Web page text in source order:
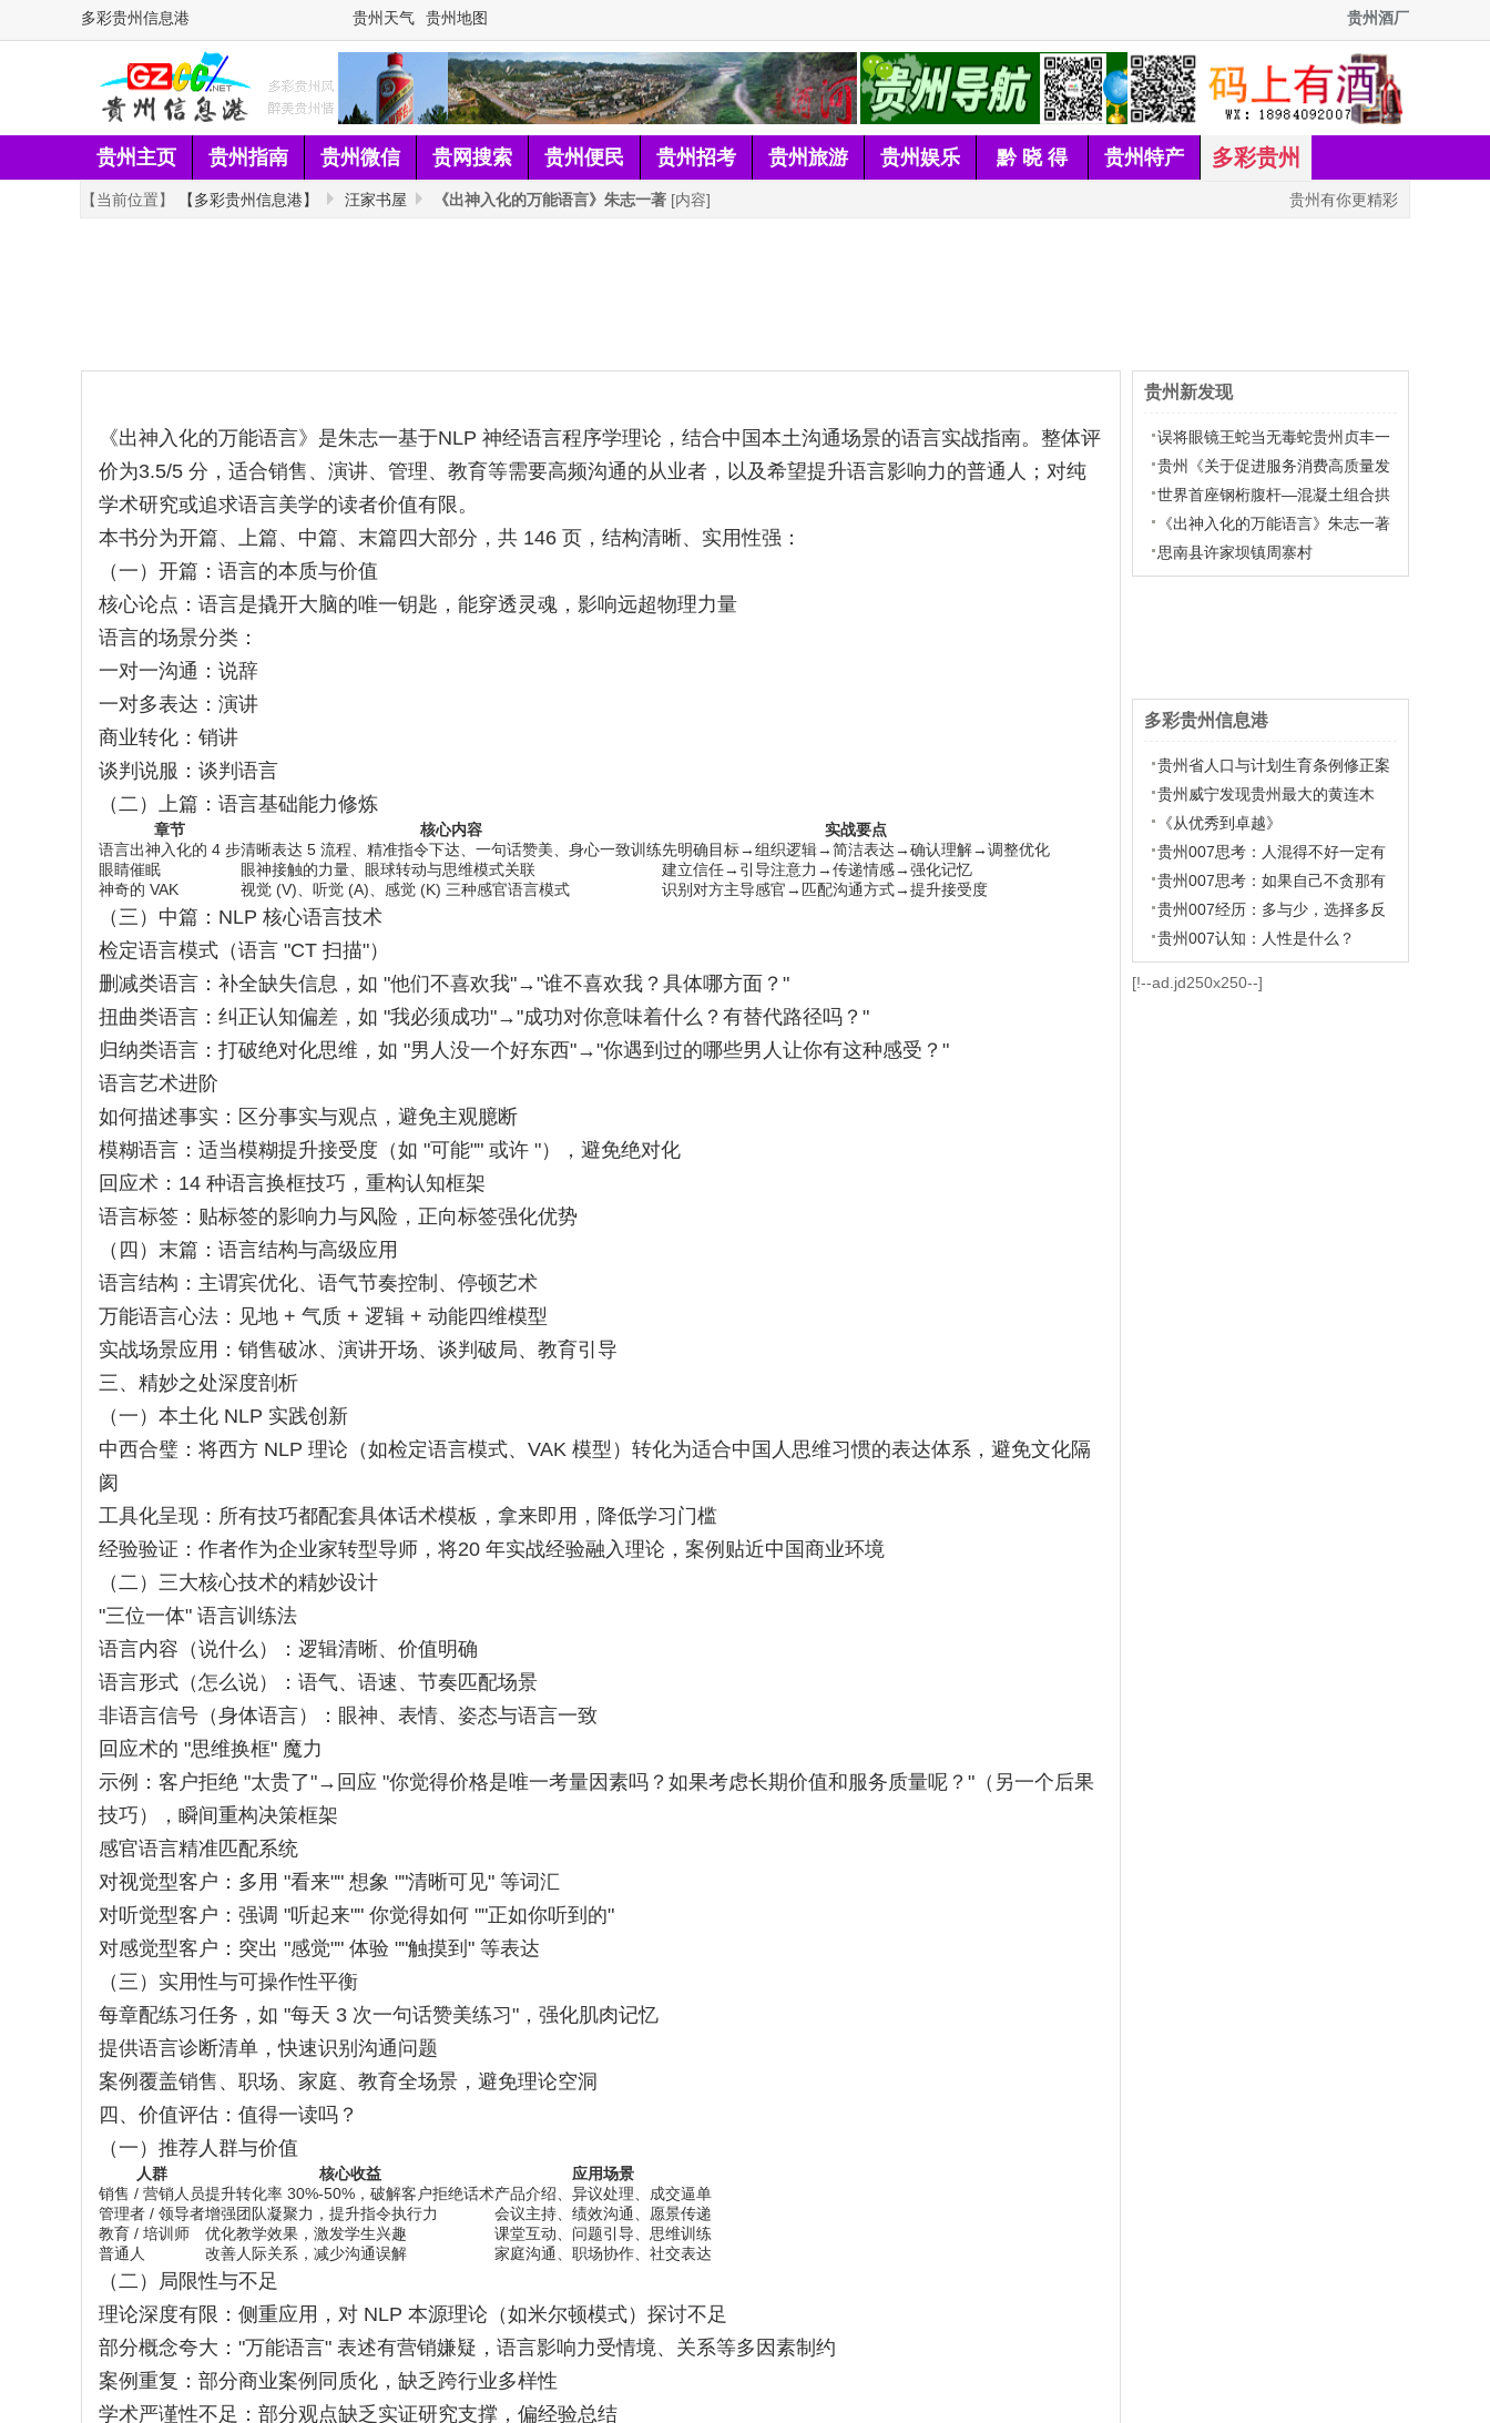
多彩贵州信息港 贵州天气 贵州地图 贵州酒厂
贵州主页 贵州指南 贵州微信 贵网搜索 贵州便民 贵州招考 贵州旅游 贵州娱乐 黔 晓 得 贵州特产 多彩贵州
【当前位置】 【多彩贵州信息港】 汪家书屋 《出神入化的万能语言》朱志一著 [内容] 贵州有你更精彩
《出神入化的万能语言》是朱志一基于NLP 神经语言程序学理论，结合中国本土沟通场景的语言实战指南。整体评
价为3.5/5 分，适合销售、演讲、管理、教育等需要高频沟通的从业者，以及希望提升语言影响力的普通人；对纯
学术研究或追求语言美学的读者价值有限。
本书分为开篇、上篇、中篇、末篇四大部分，共 146 页，结构清晰、实用性强：
（一）开篇：语言的本质与价值
核心论点：语言是撬开大脑的唯一钥匙，能穿透灵魂，影响远超物理力量
语言的场景分类：
一对一沟通：说辞
一对多表达：演讲
商业转化：销讲
谈判说服：谈判语言
（二）上篇：语言基础能力修炼
章节 核心内容
实战要点
语言出神入化的 4 步清晰表达 5 流程、精准指令下达、一句话赞美、身心一致训练先明确目标→组织逻辑→简洁表达→确认理解→调整优化
眼睛催眠
眼神接触的力量、眼球转动与思维模式关联
建立信任→引导注意力→传递情感→强化记忆
神奇的 VAK
视觉 (V)、听觉 (A)、感觉 (K) 三种感官语言模式 识别对方主导感官→匹配沟通方式→提升接受度
（三）中篇：NLP 核心语言技术
检定语言模式（语言 "CT 扫描"）
删减类语言：补全缺失信息，如 "他们不喜欢我"→"谁不喜欢我？具体哪方面？"
扭曲类语言：纠正认知偏差，如 "我必须成功"→"成功对你意味着什么？有替代路径吗？"
归纳类语言：打破绝对化思维，如 "男人没一个好东西"→"你遇到过的哪些男人让你有这种感受？"
语言艺术进阶
如何描述事实：区分事实与观点，避免主观臆断
模糊语言：适当模糊提升接受度（如 "可能"" 或许 "），避免绝对化
回应术：14 种语言换框技巧，重构认知框架
语言标签：贴标签的影响力与风险，正向标签强化优势
（四）末篇：语言结构与高级应用
语言结构：主谓宾优化、语气节奏控制、停顿艺术
万能语言心法：见地 + 气质 + 逻辑 + 动能四维模型
实战场景应用：销售破冰、演讲开场、谈判破局、教育引导
三、精妙之处深度剖析
（一）本土化 NLP 实践创新
中西合璧：将西方 NLP 理论（如检定语言模式、VAK 模型）转化为适合中国人思维习惯的表达体系，避免文化隔
阂
工具化呈现：所有技巧都配套具体话术模板，拿来即用，降低学习门槛
经验验证：作者作为企业家转型导师，将20 年实战经验融入理论，案例贴近中国商业环境
（二）三大核心技术的精妙设计
"三位一体" 语言训练法
语言内容（说什么）：逻辑清晰、价值明确
语言形式（怎么说）：语气、语速、节奏匹配场景
非语言信号（身体语言）：眼神、表情、姿态与语言一致
回应术的 "思维换框" 魔力
示例：客户拒绝 "太贵了"→回应 "你觉得价格是唯一考量因素吗？如果考虑长期价值和服务质量呢？"（另一个后果
技巧），瞬间重构决策框架
感官语言精准匹配系统
对视觉型客户：多用 "看来"" 想象 ""清晰可见" 等词汇
对听觉型客户：强调 "听起来"" 你觉得如何 ""正如你听到的"
对感觉型客户：突出 "感觉"" 体验 ""触摸到" 等表达
（三）实用性与可操作性平衡
每章配练习任务，如 "每天 3 次一句话赞美练习"，强化肌肉记忆
提供语言诊断清单，快速识别沟通问题
案例覆盖销售、职场、家庭、教育全场景，避免理论空洞
四、价值评估：值得一读吗？
（一）推荐人群与价值
人群 核心收益
应用场景
销售 / 营销人员提升转化率 30%-50%，破解客户拒绝话术产品介绍、异议处理、成交逼单
管理者 / 领导者增强团队凝聚力，提升指令执行力
会议主持、绩效沟通、愿景传递
教育 / 培训师
优化教学效果，激发学生兴趣
课堂互动、问题引导、思维训练
普通人
改善人际关系，减少沟通误解 家庭沟通、职场协作、社交表达
（二）局限性与不足
理论深度有限：侧重应用，对 NLP 本源理论（如米尔顿模式）探讨不足
部分概念夸大："万能语言" 表述有营销嫌疑，语言影响力受情境、关系等多因素制约
案例重复：部分商业案例同质化，缺乏跨行业多样性
学术严谨性不足：部分观点缺乏实证研究支撑，偏经验总结
贵州新发现
误将眼镜王蛇当无毒蛇贵州贞丰一
男子被咬身亡
贵州《关于促进服务消费高质量发
展的实施意见》全文
世界首座钢桁腹杆—混凝土组合拱
桥
《出神入化的万能语言》朱志一著
思南县许家坝镇周寨村
多彩贵州信息港
贵州省人口与计划生育条例修正案
贵州威宁发现贵州最大的黄连木
（图）
《从优秀到卓越》
贵州007思考：人混得不好一定有
原因
贵州007思考：如果自己不贪那有
的人生意义会不会更上一层楼？
贵州007经历：多与少，选择多反
而是目标小
贵州007认知：人性是什么？
[!--ad.jd250x250--]